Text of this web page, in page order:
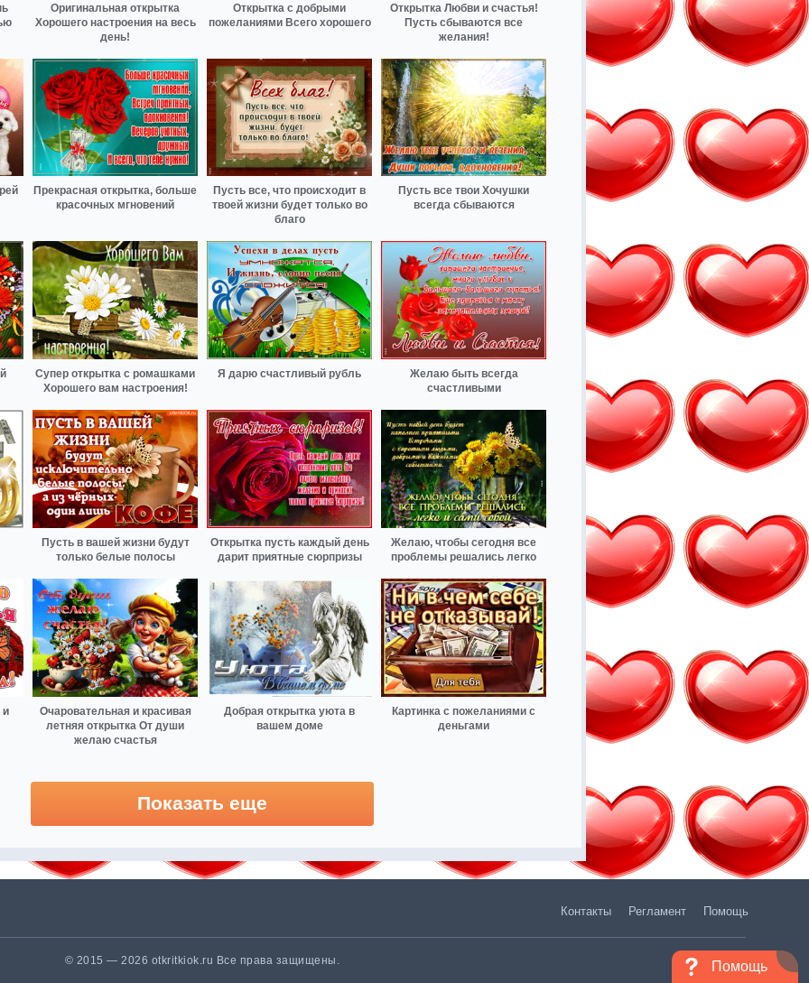
Оригинальная открытка
Хорошего настроения на весь
день!
Открытка с добрыми
пожеланиями Всего хорошего
Открытка Любви и счастья!
Пусть сбываются все
желания!
Прекрасная открытка, больше
красочных мгновений
Пусть все, что происходит в
твоей жизни будет только во
благо
Пусть все твои Хочушки
всегда сбываются
Супер открытка с ромашками
Хорошего вам настроения!
Я дарю счастливый рубль
Желаю быть всегда
счастливыми
Пусть в вашей жизни будут
только белые полосы
Открытка пусть каждый день
дарит приятные сюрпризы
Желаю, чтобы сегодня все
проблемы решались легко
и
Очаровательная и красивая
летняя открытка От души
желаю счастья
Добрая открытка уюта в
вашем доме
Картинка с пожеланиями с
деньгами
Показать еще
Помощь
Контакты Регламент Помощь
© 2015 — 2026 otkritkiok.ru Все права защищены.